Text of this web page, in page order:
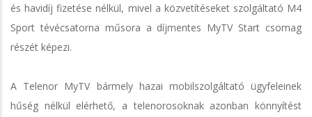
és havidíj fizetése nélkül, mivel a közvetítéseket szolgáltató M4
Sport tévécsatorna műsora a díjmentes MyTV Start csomag
részét képezi.
A Telenor MyTV bármely hazai mobilszolgáltató ügyfeleinek
hűség nélkül elérhető, a telenorosoknak azonban könnyítést